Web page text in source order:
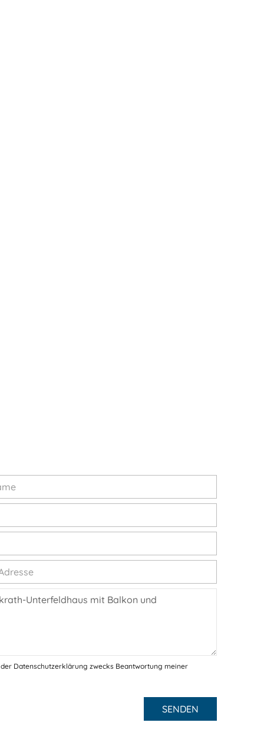
Datenschutzerklärung zwecks Beantwortung meiner
SENDEN